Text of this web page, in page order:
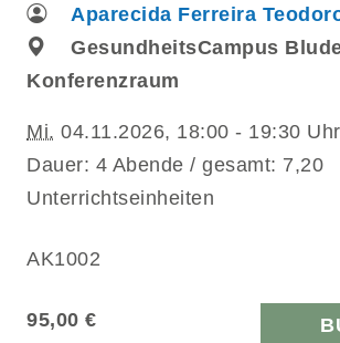
Aparecida Ferreira
GesundheitsCampus
Konferenzraum
Mi. 04.11.2026, 18:00 - 19:30 Uhr
Dauer: 4 Abende / gesamt: 7,20
Unterrichtseinheiten
AK1002
95,00 €